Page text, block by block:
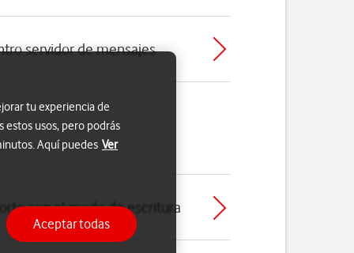
servidor de mensajes
con el modo de escritura
tu experiencia de
estos usos, pero podrás
Aquí puedes Ver
Aceptar todas